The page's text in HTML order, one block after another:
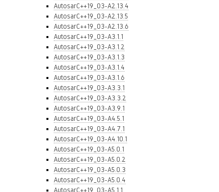
AutosarC++19_03-A2.13.4
AutosarC++19_03-A2.13.5
AutosarC++19_03-A2.13.6
AutosarC++19_03-A3.1.1
AutosarC++19_03-A3.1.2
AutosarC++19_03-A3.1.3
AutosarC++19_03-A3.1.4
AutosarC++19_03-A3.1.6
AutosarC++19_03-A3.3.1
AutosarC++19_03-A3.3.2
AutosarC++19_03-A3.9.1
AutosarC++19_03-A4.5.1
AutosarC++19_03-A4.7.1
AutosarC++19_03-A4.10.1
AutosarC++19_03-A5.0.1
AutosarC++19_03-A5.0.2
AutosarC++19_03-A5.0.3
AutosarC++19_03-A5.0.4
AutosarC++19_03-A5.1.1